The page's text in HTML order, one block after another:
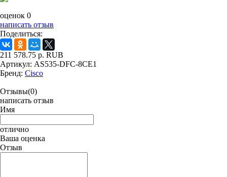
оценок 0
написать отзыв
Поделиться:
211 578.75 р. RUB
Артикул: AS535-DFC-8CE1
Бренд: Cisco
Отзывы(0)
написать отзыв
Имя
отлично
Ваша оценка
Отзыв